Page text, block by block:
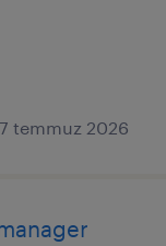
temmuz 2026